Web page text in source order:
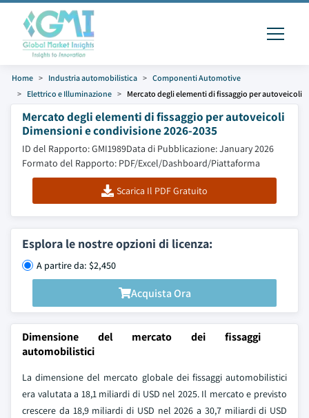
Home Industria automobilistica
Componenti Automotive
Elettrico e Illuminazione
Mercato degli elementi di fissaggio per autoveicoli
Mercato degli elementi di fissaggio per autoveicoli
Dimensioni e condivisione 2026-2035
ID del Rapporto: GMI1989Data di Pubblicazione: January 2026
Formato del Rapporto: PDF/Excel/Dashboard/Piattaforma
Scarica Il PDF Gratuito
Esplora le nostre opzioni di licenza:
A partire da: $2,450
Acquista Ora
Dimensione del mercato dei fissaggi
automobilistici
La dimensione del mercato globale dei fissaggi automobilistici
era valutata a 18,1 miliardi di USD nel 2025. Il mercato e previsto
crescere da 18,9 miliardi di USD nel 2026 a 30,7 miliardi di USD